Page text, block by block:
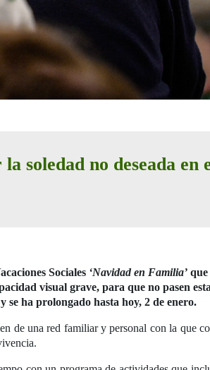
soledad no deseada en
Sociales ‘Navidad en Familia’ que
visual grave, para que no pasen
se ha prolongado hasta hoy, 2 de enero.
de una red familiar y personal con la que